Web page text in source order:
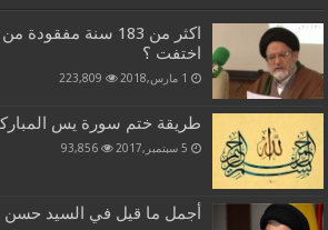
اكثر من 183 سنة
اختفت ؟
1 مارس,2018 223,809
طريقة ختم سورة يس
5 سبتمبر,2017 93,856
أجمل ما قيل في السيد حسن